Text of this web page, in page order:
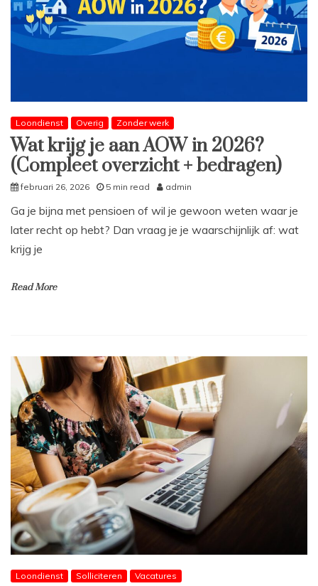
Loondienst Overig Zonder werk
Wat krijg je aan AOW in 2026?
(Compleet overzicht + bedragen)
februari 26, 2026 5 min read admin
Ga je bijna met pensioen of wil je gewoon weten waar je
later recht op hebt? Dan vraag je je waarschijnlijk af: wat
krijg je
Read More
Loondienst Solliciteren Vacatures